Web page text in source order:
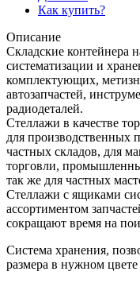
Как купить?
Описание
Складские контейнера
систематизации и
комплектующих,
автозапчастей,
радиодеталей.
Стеллажи в качестве
для
частных складов, для
торговли,
так же для частных
Стеллажи с ящиками
ассортиментом
сокращают время на
Система хранения,
размера в нужном